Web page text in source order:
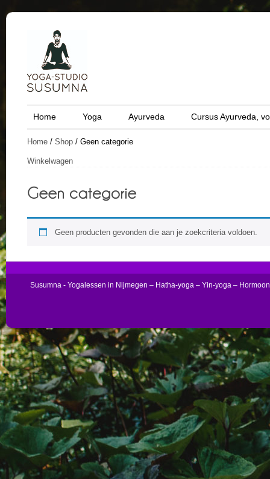
Home Yoga Ayurveda Cursus Ayurveda,
Home / Shop / Geen categorie
Winkelwagen
Geen producten gevonden die aan je zoekcriteria voldoen.
Susumna - Yogalessen in Nijmegen – Hatha-yoga – Yin-yoga –